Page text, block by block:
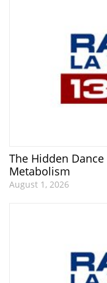
The Hidden
Metabolism
August 1, 2026